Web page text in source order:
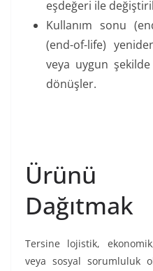
eşdeğeri ile
Kullanım sonu
(end-of-life)
veya uygun
dönüşler.
Dağıtmak
Tersine lojistik,
veya sosyal sorumluluk